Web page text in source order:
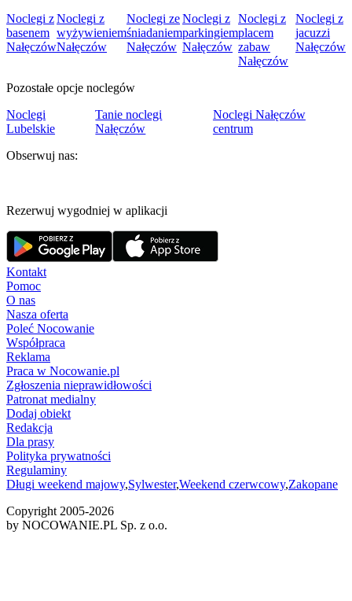
Noclegi z
basenem
Nałęczów
Noclegi z
wyżywieniem
Nałęczów
Noclegi ze
śniadaniem
Nałęczów
Noclegi z
parkingiem
Nałęczów
Noclegi z
placem
zabaw
Nałęczów
Noclegi z
jacuzzi
Nałęczów
Pozostałe opcje noclegów
Noclegi
Lubelskie
Tanie noclegi
Nałęczów
Noclegi Nałęczów
centrum
Obserwuj nas:
Rezerwuj wygodniej w aplikacji
Kontakt
Pomoc
O nas
Nasza oferta
Poleć Nocowanie
Współpraca
Reklama
Praca w Nocowanie.pl
Zgłoszenia nieprawidłowości
Patronat medialny
Dodaj obiekt
Redakcja
Dla prasy
Polityka prywatności
Regulaminy
Długi weekend majowy,Sylwester,Weekend czerwcowy,Zakopane
Copyright 2005-2026
by NOCOWANIE.PL Sp. z o.o.